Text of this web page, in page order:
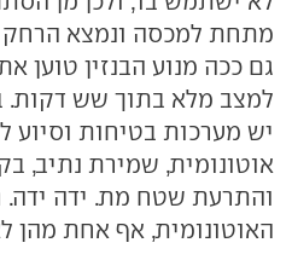
מתחת למכסה ונמצא הרחק
גם ככה מנוע הבנזין טוען
למצב מלא בתוך שש דקות.
יש מערכות בטיחות וסיוע
אוטונומית, שמירת נתיב,
והתרעת שטח מת. ידה ידה.
האוטונומית, אף אחת מהן